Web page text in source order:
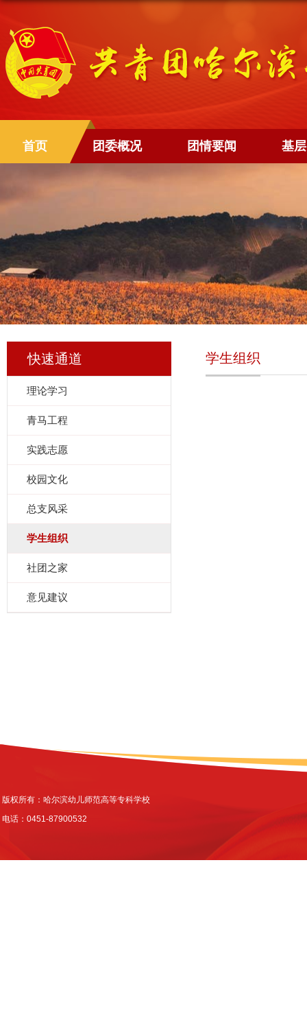
首页 团委概况 团情要闻 基
快速通道
理论学习
青马工程
实践志愿
校园文化
总支风采
学生组织
社团之家
意见建议
学生组织
版权所有：哈尔滨幼儿师范高等专科学校
电话：0451-87900532